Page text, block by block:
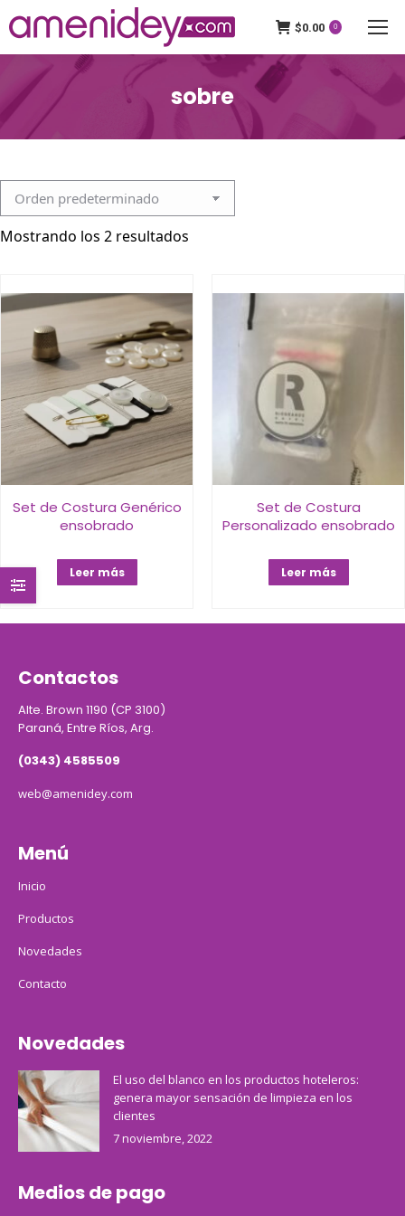
$0.00 0
sobre
Mostrando los 2 resultados
Set de Costura Genérico
ensobrado
Leer más
Set de Costura
Personalizado ensobrado
Leer más
Contactos
Alte. Brown 1190 (CP 3100)
Paraná, Entre Ríos, Arg.
(0343) 4585509
web@amenidey.com
Menú
Inicio
Productos
Novedades
Contacto
Novedades
El uso del blanco en los productos hoteleros:
genera mayor sensación de limpieza en los
clientes
7 noviembre, 2022
Medios de pago